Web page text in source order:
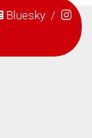
Bluesky/